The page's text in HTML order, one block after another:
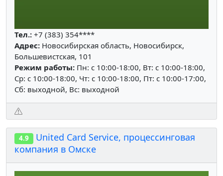
Тел.: +7 (383) 354****
Адрес: Новосибирская область, Новосибирск,
Большевистская, 101
Режим работы: Пн: c 10:00-18:00, Вт: c 10:00-18:00,
Ср: c 10:00-18:00, Чт: c 10:00-18:00, Пт: c 10:00-17:00,
Сб: выходной, Вс: выходной
4.9
United Card Service, процессинговая
компания в Омске